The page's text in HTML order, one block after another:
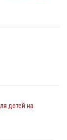
детей на